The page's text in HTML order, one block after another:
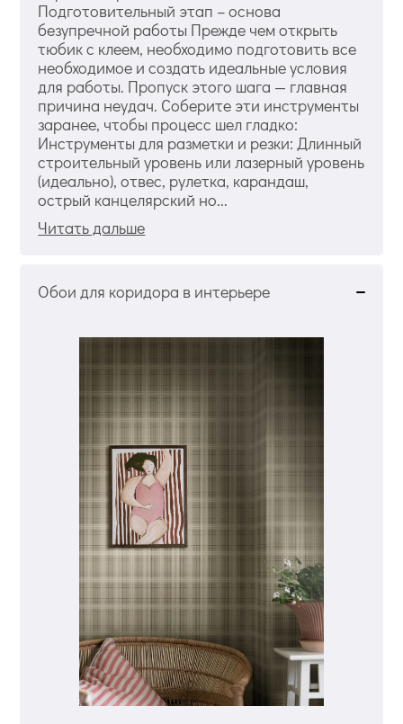
Подготовительный этап – основа
безупречной работы Прежде чем открыть
тюбик с клеем, необходимо подготовить все
необходимое и создать идеальные условия
для работы. Пропуск этого шага — главная
причина неудач. Соберите эти инструменты
заранее, чтобы процесс шел гладко:
Инструменты для разметки и резки: Длинный
строительный уровень или лазерный уровень
(идеально), отвес, рулетка, карандаш,
острый канцелярский но...
Читать дальше
Обои для коридора в интерьере